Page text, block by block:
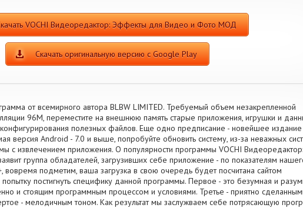
VOCHI Видеоредактор: Эффекты для Видео и Фото МОД
Скачать оригинальную версию с Google Play
от всемирного автора BLBW LIMITED. Требуемый объем незакрепленной
96M, переместите на внешнюю память старые приложения, игрушки и
полезных файлов. Еще одно предписание - новейшее издание
версия Android - 7.0 и выше, попробуйте обновить систему, из-за неважных
с извлечением приложения. О популярности программы VOCHI Видеоредактор:
группа обладателей, загрузивших себе приложение - по показателям
вовремя подметим, ваша загрузка в свою очередь будет посчитана сайтом
постигнуть специфику данной программы. Первое - это безумная и
и стоящим программным процессом и условиями. Третье - приятно
- мелодичным тоном. Как результат мы заслужваем себе потрясающую